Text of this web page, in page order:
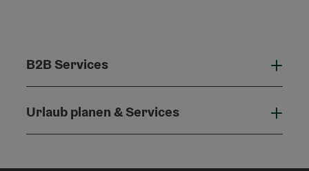
B2B Services
Urlaub planen & Services